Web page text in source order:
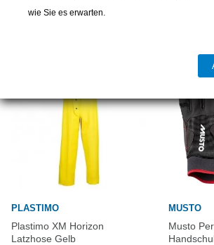
weitere Produkte
PLASTIMO
Plastimo XM Horizon
Latzhose Gelb
MUSTO
Musto
wie Sie es erwarten.